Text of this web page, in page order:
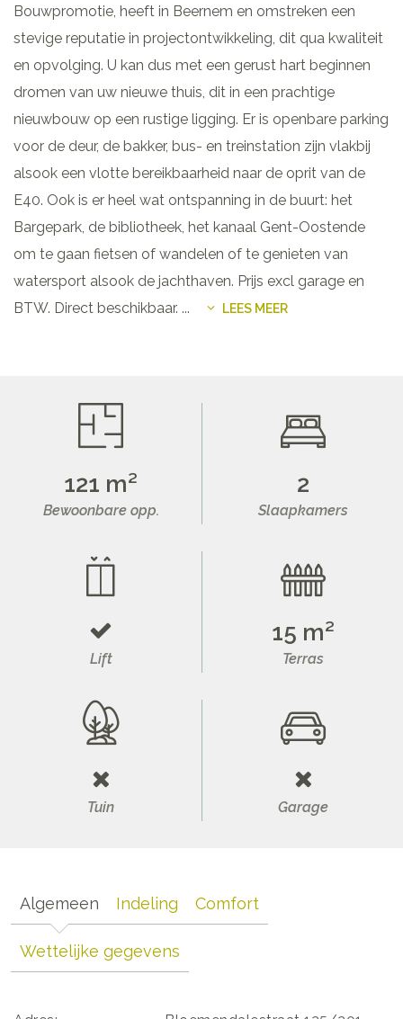
Bouwpromotie, heeft in Beernem en omstreken een
stevige reputatie in projectontwikkeling, dit qua kwaliteit
en opvolging. U kan dus met een gerust hart beginnen
dromen van uw nieuwe thuis, dit in een prachtige
nieuwbouw op een rustige ligging. Er is openbare parking
voor de deur, de bakker, bus- en treinstation zijn vlakbij
alsook een vlotte bereikbaarheid naar de oprit van de
E40. Ook is er heel wat ontspanning in de buurt: het
Bargepark, de bibliotheek, het kanaal Gent-Oostende
om te gaan fietsen of wandelen of te genieten van
watersport alsook de jachthaven. Prijs excl garage en
BTW. Direct beschikbaar. ... LEES MEER
121 m²
Bewoonbare opp.
2
Slaapkamers
Lift
15 m²
Terras
Tuin Garage
Algemeen Indeling Comfort
Wettelijke gegevens